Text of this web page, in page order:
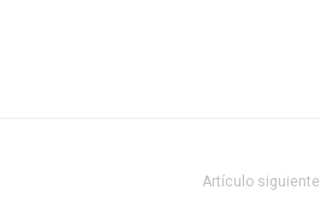
Artículo siguiente